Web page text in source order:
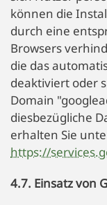
können die
durch eine
Browsers
die das
deaktiviert oder
Domain
diesbezügliche
erhalten Sie
https://
4.7. Einsatz von